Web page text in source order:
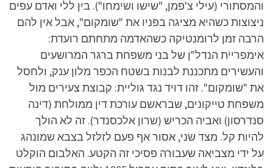
והמסתורי (עילי צ'פמן, "שישו ושימחו"). בין ללי ואדם עפים
ניצוצות כשהיא מציגה בפניו את "שומקום", אבל אין להם
הרבה זמן לרומנטיקה כשהאדמה מתחתם רועדת:
אימפריית הנדל"ן של בני משפחת ברגר המרושעים
והעשירים מתכננת לבנות בשטח הכפר מלון ענק, ולחסל
את "שומקום". זהו דויד נגד גוליית: קבוצת צעירים מול
משפחת טייקונים, שבראשם עורכת דין ממולחת (דינה
סנדרסון) ואביה הכריש (שרון אלכסנדר). זה לא הולך
להיות קל. מצד שני, אסור אף פעם לזלזל בצבא שמונהג
על ידי מצביאה שעבורה פסיכי זה הקטע. האלבום הוקלט